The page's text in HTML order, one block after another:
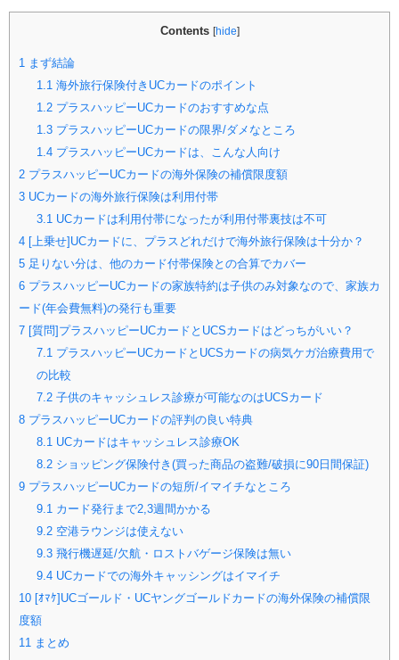
Contents [hide]
1 まず結論
1.1海外旅行保険付きUCカードのポイント
1.2プラスハッピーUCカードのおすすめな点
1.3プラスハッピーUCカードの限界/ダメなところ
1.4プラスハッピーUCカードは、こんな人向け
2 プラスハッピーUCカードの海外保険の補償限度額
3 UCカードの海外旅行保険は利用付帯
3.1UCカードは利用付帯になったが利用付帯裏技は不可
4 [上乗せ]UCカードに、プラスどれだけで海外旅行保険は十分か？
5 足りない分は、他のカード付帯保険との合算でカバー
6 プラスハッピーUCカードの家族特約は子供のみ対象なので、家族カ
ード(年会費無料)の発行も重要
7 [質問]プラスハッピーUCカードとUCSカードはどっちがいい？
7.1プラスハッピーUCカードとUCSカードの病気ケガ治療費用で
の比較
7.2子供のキャッシュレス診療が可能なのはUCSカード
8 プラスハッピーUCカードの評判の良い特典
8.1UCカードはキャッシュレス診療OK
8.2ショッピング保険付き(買った商品の盗難/破損に90日間保証)
9 プラスハッピーUCカードの短所/イマイチなところ
9.1カード発行まで2,3週間かかる
9.2空港ラウンジは使えない
9.3飛行機遅延/欠航・ロストバゲージ保険は無い
9.4UCカードでの海外キャッシングはイマイチ
10 [ｵﾏｹ]UCゴールド・UCヤングゴールドカードの海外保険の補償限
度額
11 まとめ